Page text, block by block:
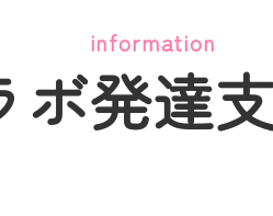
information
ボ発達